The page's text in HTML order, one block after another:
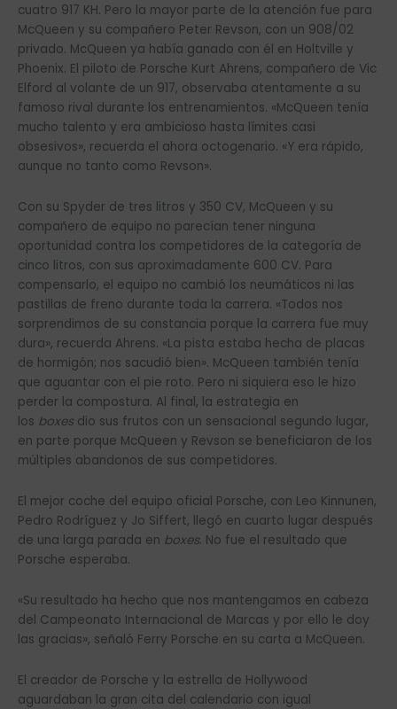
cuatro 917 KH. Pero la mayor parte de la atención fue para
McQueen y su compañero Peter Revson, con un 908/02
privado. McQueen ya había ganado con él en Holtville y
Phoenix. El piloto de Porsche Kurt Ahrens, compañero de Vic
Elford al volante de un 917, observaba atentamente a su
famoso rival durante los entrenamientos. «McQueen tenía
mucho talento y era ambicioso hasta límites casi
obsesivos», recuerda el ahora octogenario. «Y era rápido,
aunque no tanto como Revson».
Con su Spyder de tres litros y 350 CV, McQueen y su
compañero de equipo no parecían tener ninguna
oportunidad contra los competidores de la categoría de
cinco litros, con sus aproximadamente 600 CV. Para
compensarlo, el equipo no cambió los neumáticos ni las
pastillas de freno durante toda la carrera. «Todos nos
sorprendimos de su constancia porque la carrera fue muy
dura», recuerda Ahrens. «La pista estaba hecha de placas
de hormigón; nos sacudió bien». McQueen también tenía
que aguantar con el pie roto. Pero ni siquiera eso le hizo
perder la compostura. Al final, la estrategia en
los boxes dio sus frutos con un sensacional segundo lugar,
en parte porque McQueen y Revson se beneficiaron de los
múltiples abandonos de sus competidores.
El mejor coche del equipo oficial Porsche, con Leo Kinnunen,
Pedro Rodríguez y Jo Siffert, llegó en cuarto lugar después
de una larga parada en boxes. No fue el resultado que
Porsche esperaba.
«Su resultado ha hecho que nos mantengamos en cabeza
del Campeonato Internacional de Marcas y por ello le doy
las gracias», señaló Ferry Porsche en su carta a McQueen.
El creador de Porsche y la estrella de Hollywood
aguardaban la gran cita del calendario con igual